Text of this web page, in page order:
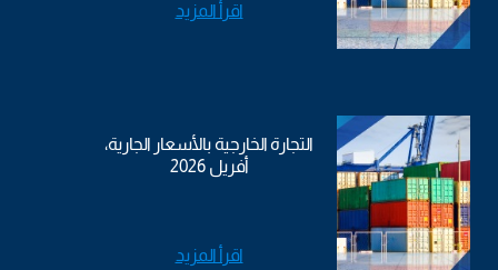
اقرأ المزيد
التجارة الخارجية بالأسعار الجارية،
أفريل 2026
اقرأ المزيد